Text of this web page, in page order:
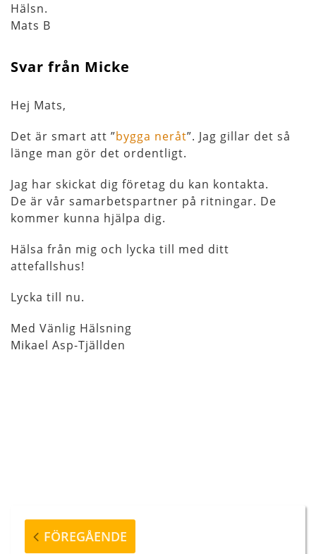
Hälsn.
Mats B
Svar från Micke
Hej Mats,
Det är smart att ”bygga neråt”. Jag gillar det så
länge man gör det ordentligt.
Jag har skickat dig företag du kan kontakta.
De är vår samarbetspartner på ritningar. De
kommer kunna hjälpa dig.
Hälsa från mig och lycka till med ditt
attefallshus!
Lycka till nu.
Med Vänlig Hälsning
Mikael Asp-Tjällden
Föregående
inlägg
FÖREGÅENDE